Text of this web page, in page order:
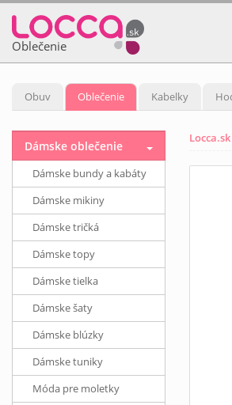
Oblečenie
Obuv Oblečenie Kabelky
Locca.sk
Dámske oblečenie
Dámske bundy a kabáty
Dámske mikiny
Dámske tričká
Dámske topy
Dámske tielka
Dámske šaty
Dámske blúzky
Dámske tuniky
Móda pre moletky